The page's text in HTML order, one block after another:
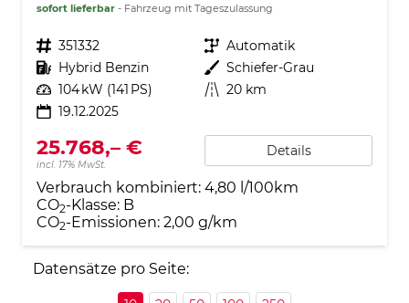
sofort lieferbar Fahrzeug mit Tageszulassung
Fahrzeugnr. 351332 Getriebe Automatik
Kraftstoff Hybrid Benzin Außenfarbe Schiefer-Grau
Leistung 104 kW (141 PS) Kilometerstand 20 km
19.12.2025
25.768,– €
incl. 17% MwSt.
Details
Verbrauch kombiniert: 4,80 l/100km
CO2-Klasse: B
CO2-Emissionen: 2,00 g/km
Datensätze pro Seite: